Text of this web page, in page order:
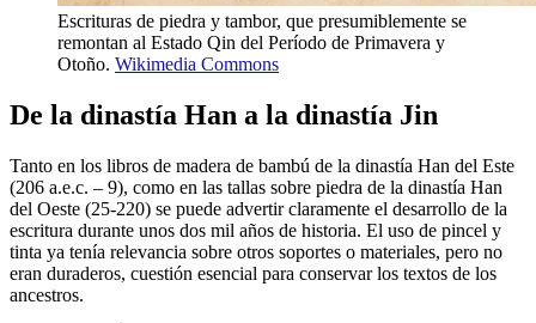
Escrituras de piedra y tambor, que presumiblemente se
remontan al Estado Qin del Período de Primavera y
Otoño. Wikimedia Commons
De la dinastía Han a la dinastía Jin
Tanto en los libros de madera de bambú de la dinastía Han del Este
(206 a.e.c. – 9), como en las tallas sobre piedra de la dinastía Han
del Oeste (25-220) se puede advertir claramente el desarrollo de la
escritura durante unos dos mil años de historia. El uso de pincel y
tinta ya tenía relevancia sobre otros soportes o materiales, pero no
eran duraderos, cuestión esencial para conservar los textos de los
ancestros.